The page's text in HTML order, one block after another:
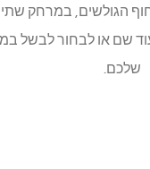
הגולשים, במרחק שתי
שם או לבחור לבשל
שלכם.